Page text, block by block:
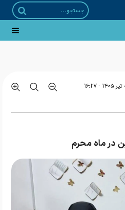
راهکارهای حل مشکلات معیشتی مردم
در ماه محرم